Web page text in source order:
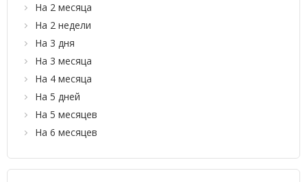
На 2 месяца
На 2 недели
На 3 дня
На 3 месяца
На 4 месяца
На 5 дней
На 5 месяцев
На 6 месяцев